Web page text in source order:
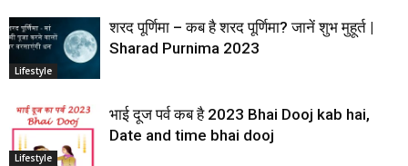
Lifestyle
शरद पूर्णिमा – कब है शरद पूर्णिमा? जानें शुभ मुहूर्त |
Sharad Purnima 2023
Lifestyle
भाई दूज पर्व कब है 2023 Bhai Dooj kab hai,
Date and time bhai dooj